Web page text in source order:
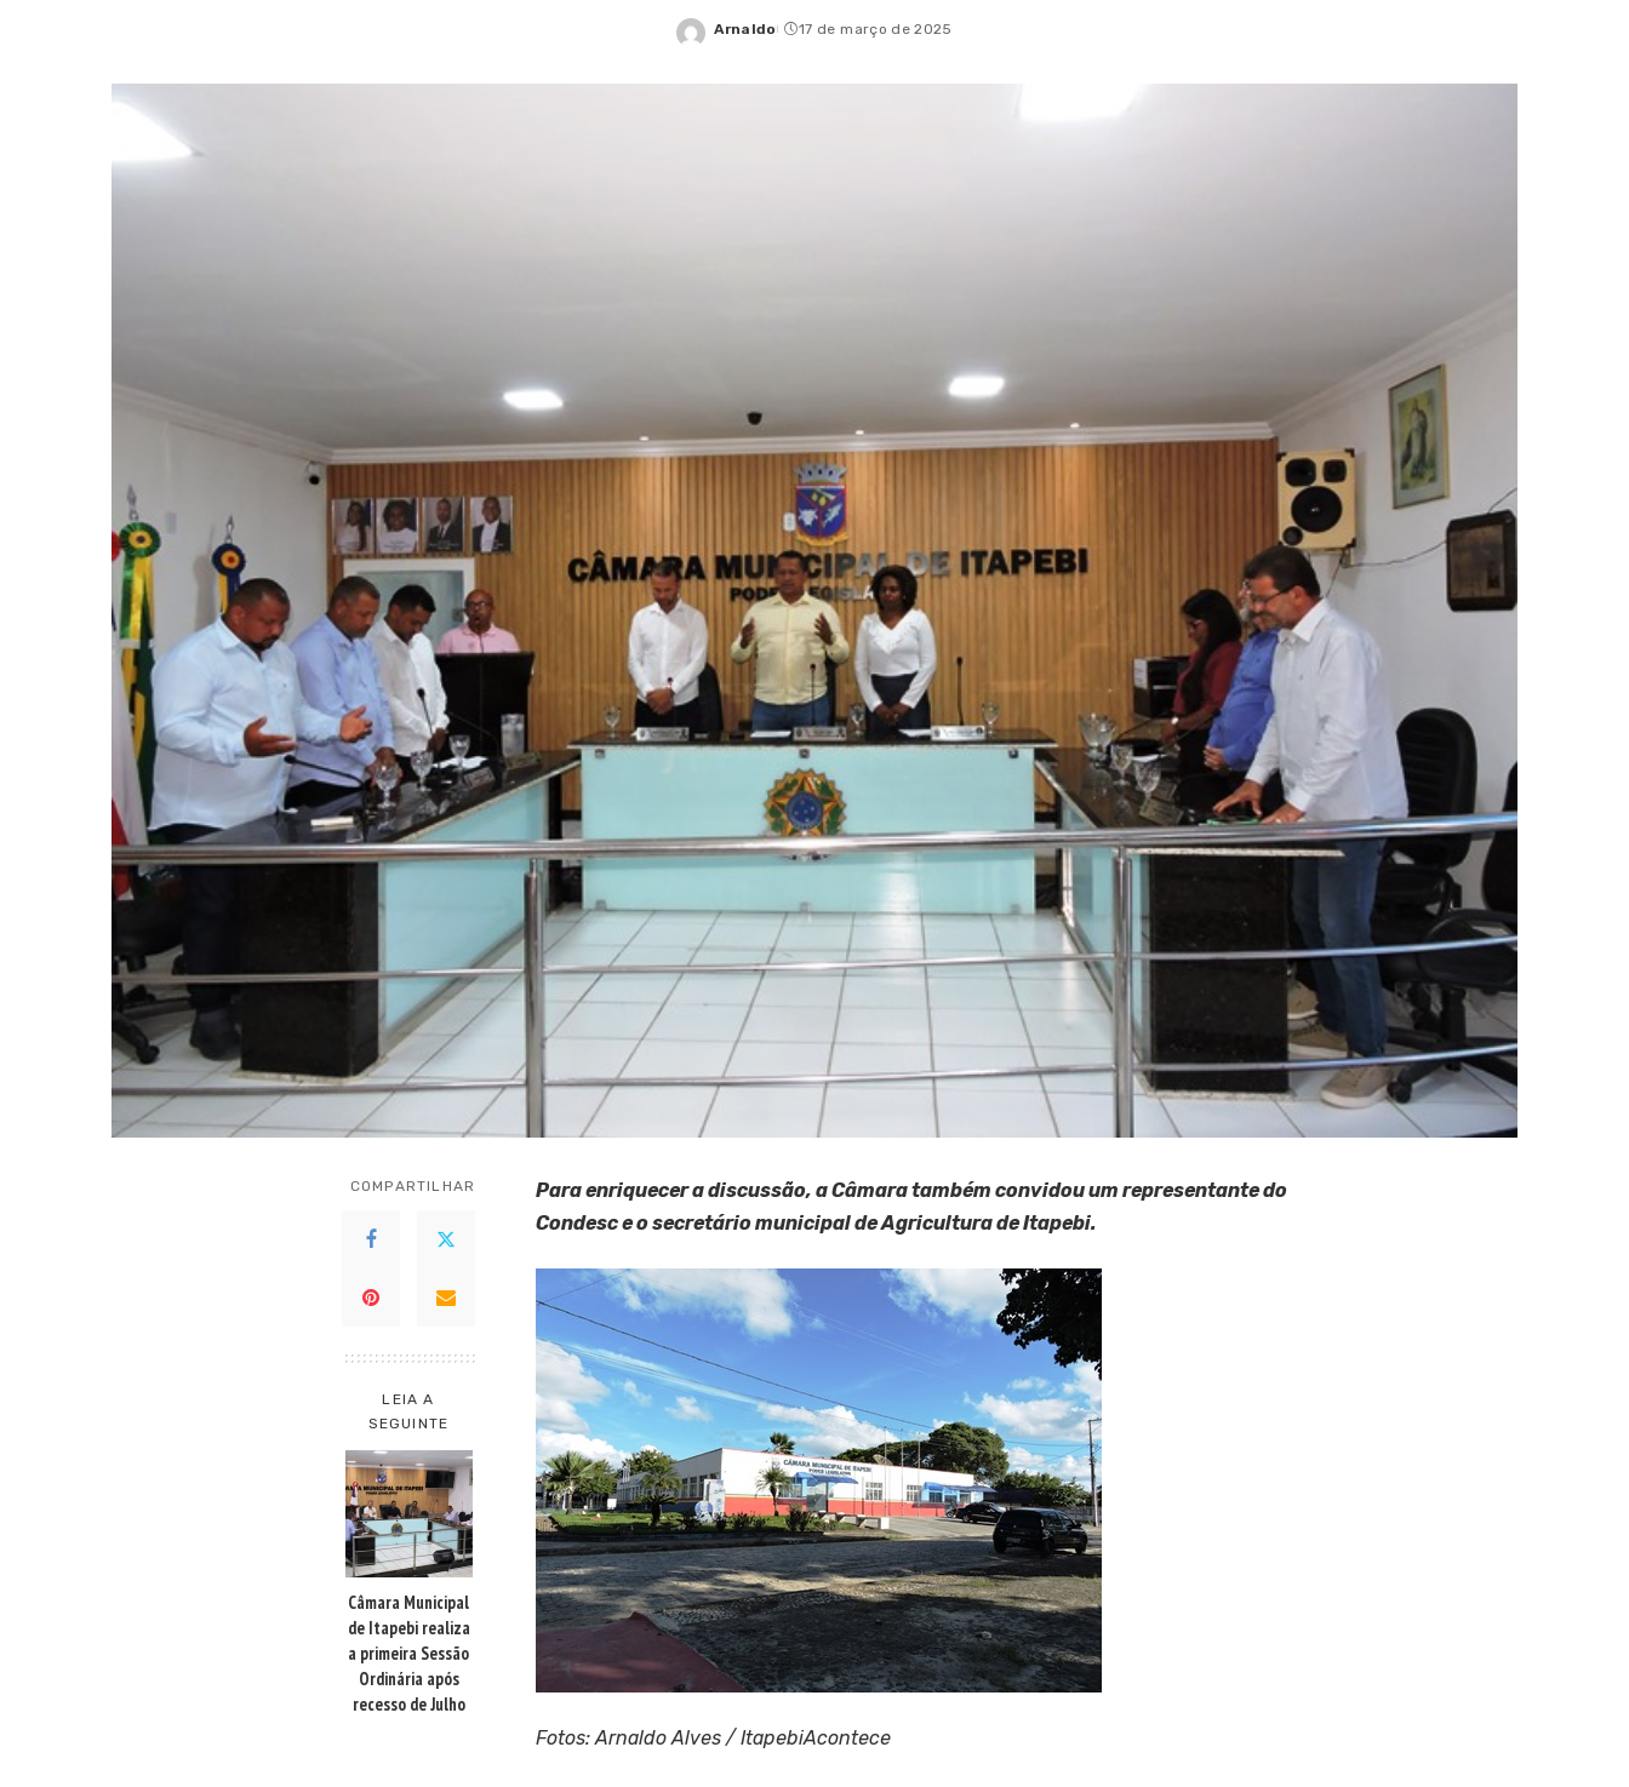
Posted
Arnaldo 17 de março de 2025
COMPARTILHAR
LEIA A
SEGUINTE
Câmara Municipal
de Itapebi realiza
a primeira Sessão
Ordinária após
recesso de Julho
Para enriquecer a discussão, a Câmara também convidou um representante do
Condesc e o secretário municipal de Agricultura de Itapebi.
Fotos: Arnaldo Alves / ItapebiAcontece